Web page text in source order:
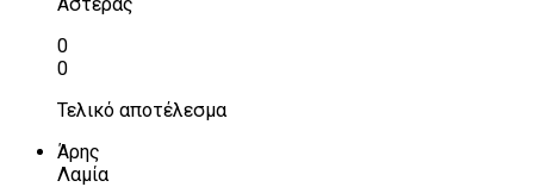
0
0
Τελικό αποτέλεσμα
Άρης
Λαμία